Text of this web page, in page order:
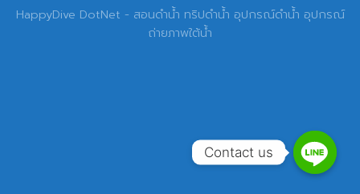
HappyDive DotNet - สอนดำน้ำ ทริปดำน้ำ อุปกรณ์ดำน้ำ อุปกรณ์
ถ่ายภาพใต้น้ำ
Contact us